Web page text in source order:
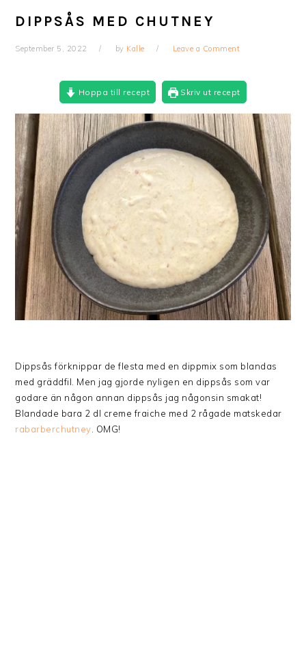
DIPPSÅS MED CHUTNEY
September 5, 2022 by Kalle Leave a Comment
Hoppa till recept Skriv ut recept
Dippsås förknippar de flesta med en dippmix som blandas
med gräddfil. Men jag gjorde nyligen en dippsås som var
godare än någon annan dippsås jag någonsin smakat!
Blandade bara 2 dl creme fraiche med 2 rågade matskedar
rabarberchutney. OMG!